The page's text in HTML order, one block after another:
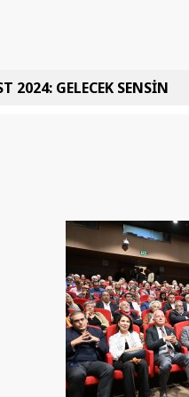
2024: GELECEK SENSİN